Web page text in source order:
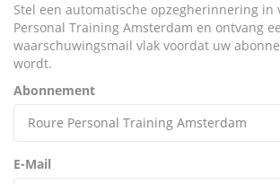
Stel een automatische opzegherinnering in
Personal Training Amsterdam en ontvang
waarschuwingsmail vlak voordat uw
wordt.
Abonnement
E-Mail